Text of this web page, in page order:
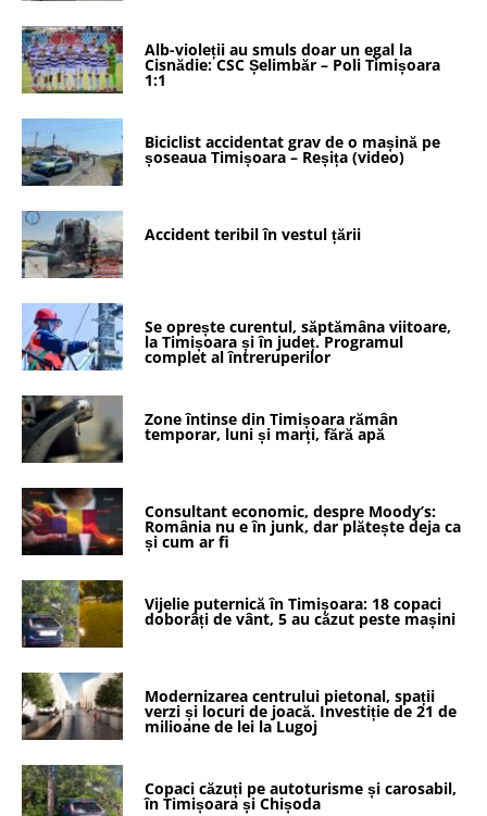
Alb-violeții au smuls doar un egal la
Cisnădie: CSC Șelimbăr – Poli Timișoara
1:1
Biciclist accidentat grav de o mașină pe
șoseaua Timișoara – Reșița (video)
Accident teribil în vestul țării
Se oprește curentul, săptămâna viitoare,
la Timișoara și în județ. Programul
complet al întreruperilor
Zone întinse din Timișoara rămân
temporar, luni și marți, fără apă
Consultant economic, despre Moody’s:
România nu e în junk, dar plătește deja ca
și cum ar fi
Vijelie puternică în Timișoara: 18 copaci
doborâți de vânt, 5 au căzut peste mașini
Modernizarea centrului pietonal, spații
verzi și locuri de joacă. Investiție de 21 de
milioane de lei la Lugoj
Copaci căzuți pe autoturisme și carosabil,
în Timișoara și Chișoda